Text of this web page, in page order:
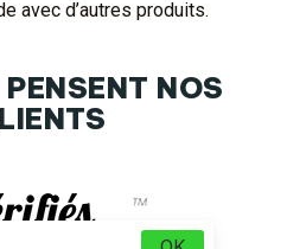
avec d’autres produits.
NOS